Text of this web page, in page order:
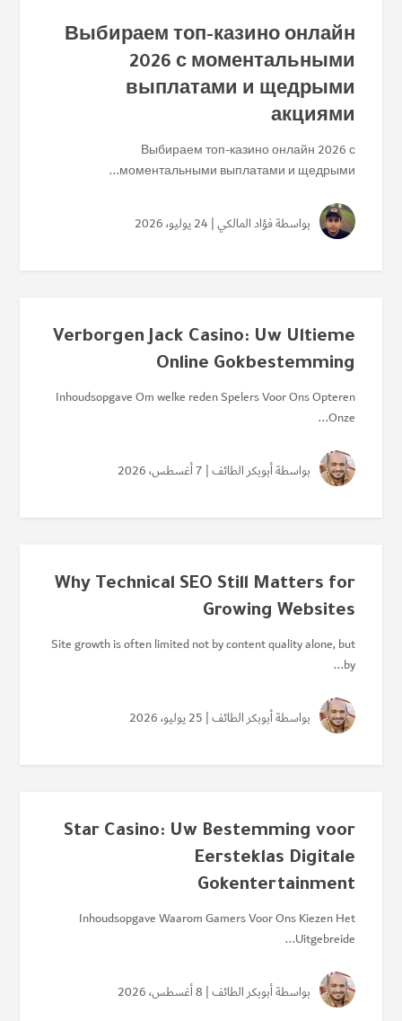
Выбираем топ-казино онлайн
2026 с моментальными
выплатами и щедрыми
акциями
Выбираем топ-казино онлайн 2026 с
моментальными выплатами и щедрыми...
بواسطةفؤاد المالكي| 24 يوليو، 2026
Verborgen Jack Casino: Uw Ultieme
Online Gokbestemming
Inhoudsopgave Om welke reden Spelers Voor Ons Opteren
Onze...
بواسطةأبوبكر الطائف| 7 أغسطس، 2026
Why Technical SEO Still Matters for
Growing Websites
Site growth is often limited not by content quality alone, but
by...
بواسطةأبوبكر الطائف| 25 يوليو، 2026
Star Casino: Uw Bestemming voor
Eersteklas Digitale
Gokentertainment
Inhoudsopgave Waarom Gamers Voor Ons Kiezen Het
Uitgebreide...
بواسطةأبوبكر الطائف| 8 أغسطس، 2026